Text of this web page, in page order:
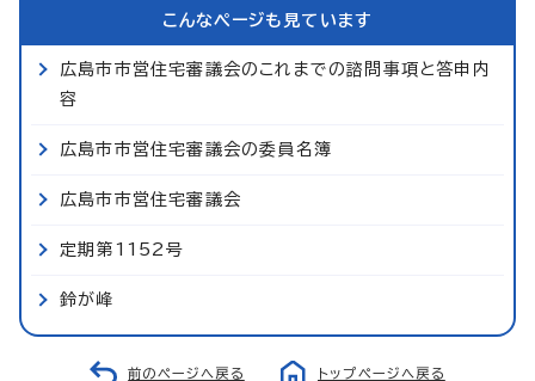
こんなページも見ています
広島市市営住宅審議会のこれまでの諮問事項と答申内
容
広島市市営住宅審議会の委員名簿
広島市市営住宅審議会
定期第1152号
鈴が峰
前のページへ戻る トップページへ戻る